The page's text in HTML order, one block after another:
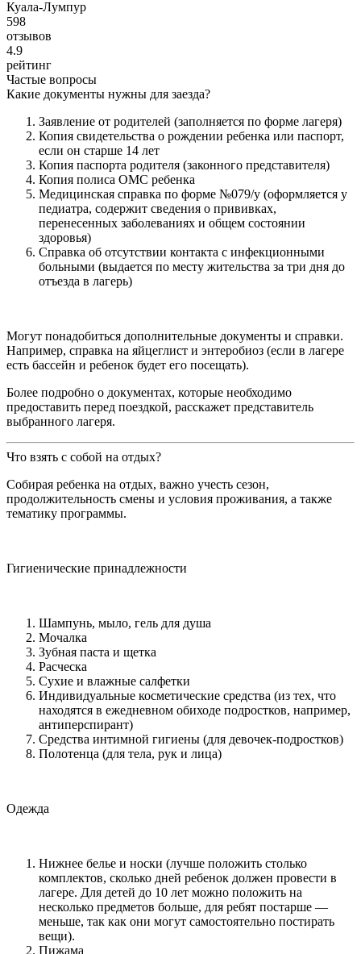
Куала-Лумпур
598
отзывов
4.9
рейтинг
Частые вопросы
Какие документы нужны для заезда?
Заявление от родителей (заполняется по форме лагеря)
Копия свидетельства о рождении ребенка или паспорт,
если он старше 14 лет
Копия паспорта родителя (законного представителя)
Копия полиса ОМС ребенка
Медицинская справка по форме №079/у (оформляется у
педиатра, содержит сведения о прививках,
перенесенных заболеваниях и общем состоянии
здоровья)
Справка об отсутствии контакта с инфекционными
больными (выдается по месту жительства за три дня до
отъезда в лагерь)
Могут понадобиться дополнительные документы и справки.
Например, справка на яйцеглист и энтеробиоз (если в лагере
есть бассейн и ребенок будет его посещать).
Более подробно о документах, которые необходимо
предоставить перед поездкой, расскажет представитель
выбранного лагеря.
Что взять с собой на отдых?
Собирая ребенка на отдых, важно учесть сезон,
продолжительность смены и условия проживания, а также
тематику программы.
Гигиенические принадлежности
Шампунь, мыло, гель для душа
Мочалка
Зубная паста и щетка
Расческа
Сухие и влажные салфетки
Индивидуальные косметические средства (из тех, что
находятся в ежедневном обиходе подростков, например,
антиперспирант)
Средства интимной гигиены (для девочек-подростков)
Полотенца (для тела, рук и лица)
Одежда
Нижнее белье и носки (лучше положить столько
комплектов, сколько дней ребенок должен провести в
лагере. Для детей до 10 лет можно положить на
несколько предметов больше, для ребят постарше —
меньше, так как они могут самостоятельно постирать
вещи).
Пижама